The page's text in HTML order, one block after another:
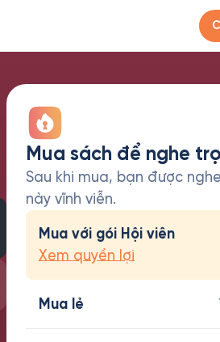
Mua sách để nghe
Sau khi mua, bạn được
này vĩnh viễn.
Mua với gói Hội viên
Xem quyền lợi
Mua lẻ